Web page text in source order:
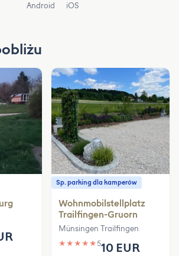
Android iOS
Sp. parking dla kamperów
Wohnmobilstellplatz
Trailfingen-Gruorn
Münsingen Trailfingen
★ ★ ★ ★ ★510 EUR